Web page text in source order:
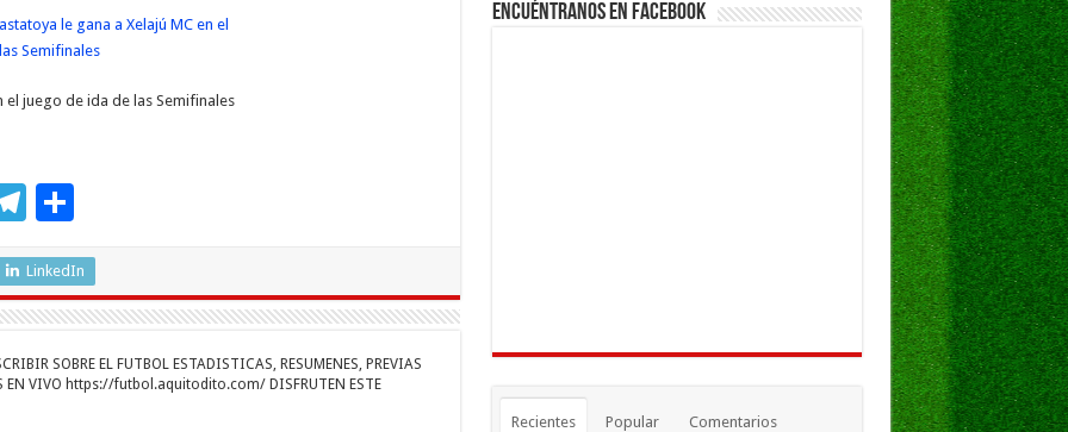
e
a
m
p
ar
r
el juego de ida de las Semifinales
T
e
gr
a
m
C
m
p
ar
ti
LinkedIn
SOBRE EL FUTBOL ESTADISTICAS, RESUMENES, PREVIAS
EN VIVO https://futbol.aquitodito.com/ DISFRUTEN ESTE
Encuéntranos en Facebook
Recientes Popular Comentarios